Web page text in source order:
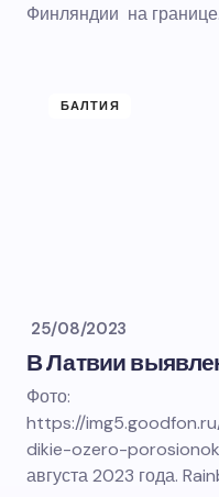
Финляндии на
БАЛТИЯ
25/08/2023
В Латвии
Фото:
https://
dikie-ozero-
августа 2023 года.